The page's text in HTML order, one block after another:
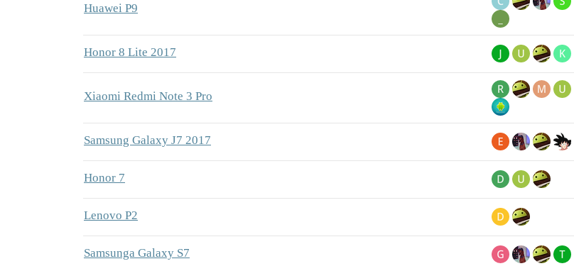
Huawei P9
Honor 8 Lite 2017
Xiaomi Redmi Note 3 Pro
Samsung Galaxy J7 2017
Honor 7
Lenovo P2
Samsunga Galaxy S7